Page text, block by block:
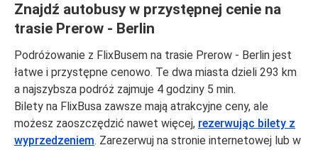
Znajdź autobusy w przystępnej cenie na
trasie Prerow - Berlin
Podróżowanie z FlixBusem na trasie Prerow - Berlin jest
łatwe i przystępne cenowo. Te dwa miasta dzieli 293 km
a najszybsza podróż zajmuje 4 godziny 5 min.
Bilety na FlixBusa zawsze mają atrakcyjne ceny, ale
możesz zaoszczędzić nawet więcej, rezerwując bilety z
wyprzedzeniem. Zarezerwuj na stronie internetowej lub w